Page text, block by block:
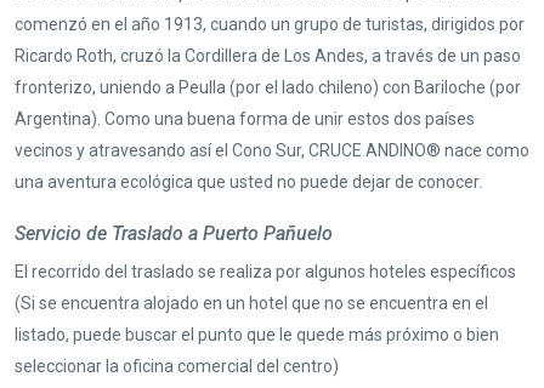
comenzó en el año 1913, cuando un grupo de turistas, dirigidos por
Ricardo Roth, cruzó la Cordillera de Los Andes, a través de un paso
fronterizo, uniendo a Peulla (por el lado chileno) con Bariloche (por
Argentina). Como una buena forma de unir estos dos países
vecinos y atravesando así el Cono Sur, CRUCE ANDINO® nace como
una aventura ecológica que usted no puede dejar de conocer.
Servicio de Traslado a Puerto Pañuelo
El recorrido del traslado se realiza por algunos hoteles específicos
(Si se encuentra alojado en un hotel que no se encuentra en el
listado, puede buscar el punto que le quede más próximo o bien
seleccionar la oficina comercial del centro)